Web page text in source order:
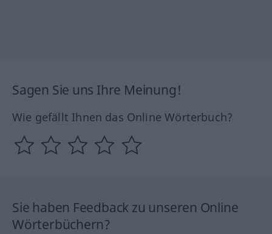
Sagen Sie uns Ihre Meinung!
Wie gefällt Ihnen das Online Wörterbuch?
Sie haben Feedback zu unseren Online
Wörterbüchern?